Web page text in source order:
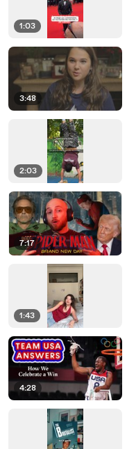
1:03
3:48
2:03
7:17
1:43
4:28